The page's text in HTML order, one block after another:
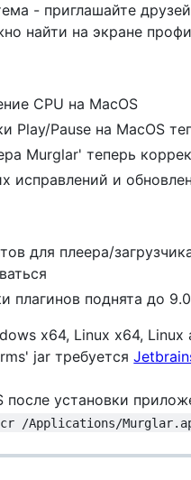
- приглашайте
найти на экране
CPU на MacOS
Play/Pause на MacOS
Murglar' теперь
исправлений и
для плеера/
плагинов поднята до
x64, Linux x64, Linux
jar требуется
после установки
/Applications/